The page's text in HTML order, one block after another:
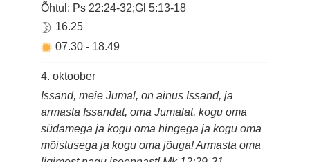
Õhtul: Ps 22:24-32;Gl 5:13-18
16.25
07.30- 18.49
4. oktoober
Issand, meie Jumal, on ainus Issand, ja
armasta Issandat, oma Jumalat, kogu oma
südamega ja kogu oma hingega ja kogu oma
mõistusega ja kogu oma jõuga! Armasta oma